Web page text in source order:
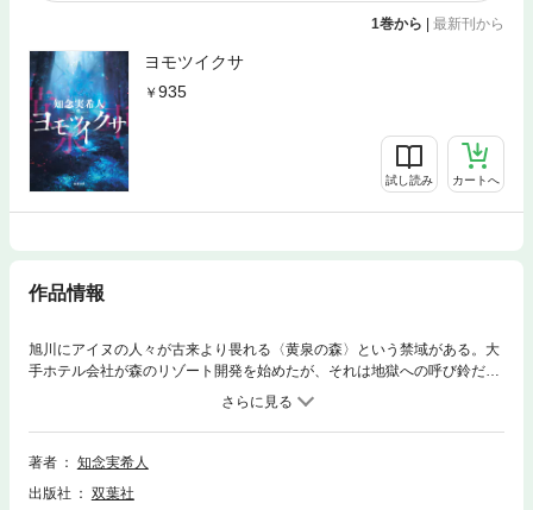
1巻から | 最新刊から
ヨモツイクサ
935
試し読み カートへ
作品情報
旭川にアイヌの人々が古来より畏れる〈黄泉の森〉という禁域がある。大
手ホテル会社が森のリゾート開発を始めたが、それは地獄への呼び鈴だっ
た。現場から作業員は次々と消え、残されたのは「何か」によって無残に
蹂躙された痕跡のみ。警察はヒグマの仕業だと断定したが、既存の生物の
仕業とは考えられなかった。禁域のそばで７年前にも一家行方不明事件が
起きていが、今回の事件と繋がりはあるのか。唯一の生存者である外科医
ラー、待望の文庫化！
著者
知念実希人
出版社
双葉社